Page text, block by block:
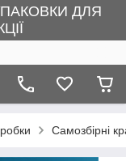
ДЛЯ
Самозбірні